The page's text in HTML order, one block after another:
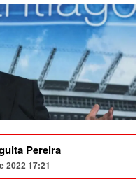
Pereira
2022 17:21